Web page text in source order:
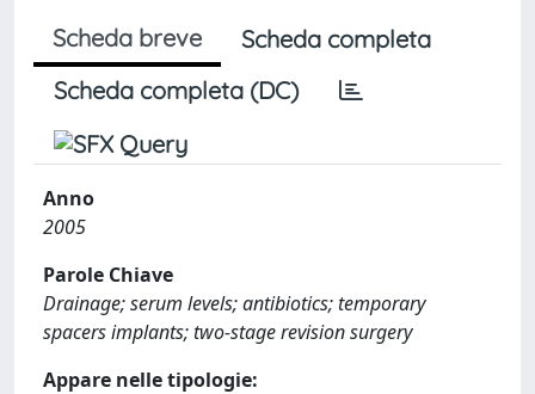
Scheda breve
Scheda completa
Scheda completa (DC)
Anno
2005
Parole Chiave
Drainage; serum levels; antibiotics; temporary
spacers implants; two-stage revision surgery
Appare nelle tipologie: